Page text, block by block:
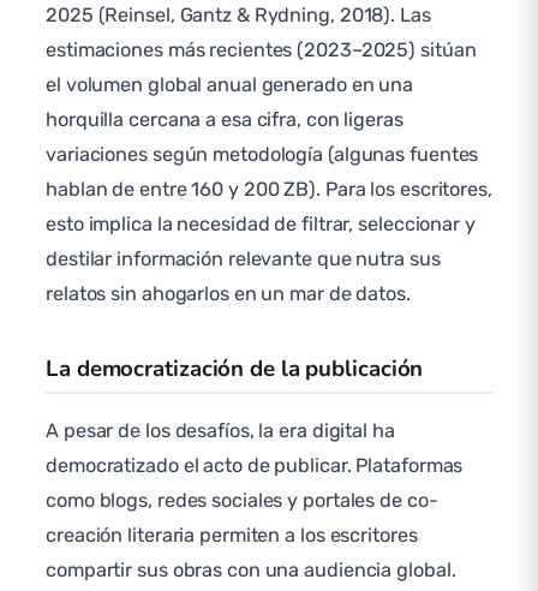
2025 (Reinsel, Gantz & Rydning, 2018). Las
estimaciones más recientes (2023–2025) sitúan
el volumen global anual generado en una
horquilla cercana a esa cifra, con ligeras
variaciones según metodología (algunas fuentes
hablan de entre 160 y 200 ZB). Para los escritores,
esto implica la necesidad de filtrar, seleccionar y
destilar información relevante que nutra sus
relatos sin ahogarlos en un mar de datos.
La democratización de la publicación
A pesar de los desafíos, la era digital ha
democratizado el acto de publicar. Plataformas
como blogs, redes sociales y portales de co-
creación literaria permiten a los escritores
compartir sus obras con una audiencia global.